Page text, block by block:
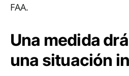
FAA.
Una medida
una situación